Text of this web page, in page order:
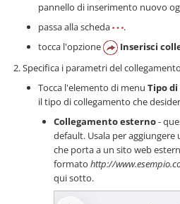
pannello di inserimento nuovo
passa alla scheda
.
tocca l'opzione
Inserisci
Specifica i parametri del
Tocca l'elemento di menu Tipo
il tipo di collegamento che
Collegamento esterno-
default. Usala per
che porta a un sito web
formato http://
qui sotto.